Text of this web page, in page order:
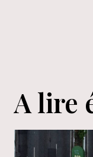
A lire